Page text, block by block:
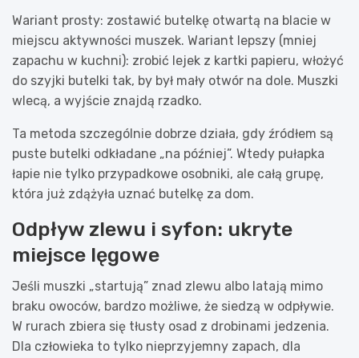
Wariant prosty: zostawić butelkę otwartą na blacie w
miejscu aktywności muszek. Wariant lepszy (mniej
zapachu w kuchni): zrobić lejek z kartki papieru, włożyć
do szyjki butelki tak, by był mały otwór na dole. Muszki
wlecą, a wyjście znajdą rzadko.
Ta metoda szczególnie dobrze działa, gdy źródłem są
puste butelki odkładane „na później”. Wtedy pułapka
łapie nie tylko przypadkowe osobniki, ale całą grupę,
która już zdążyła uznać butelkę za dom.
Odpływ zlewu i syfon: ukryte
miejsce lęgowe
Jeśli muszki „startują” znad zlewu albo latają mimo
braku owoców, bardzo możliwe, że siedzą w odpływie.
W rurach zbiera się tłusty osad z drobinami jedzenia.
Dla człowieka to tylko nieprzyjemny zapach, dla